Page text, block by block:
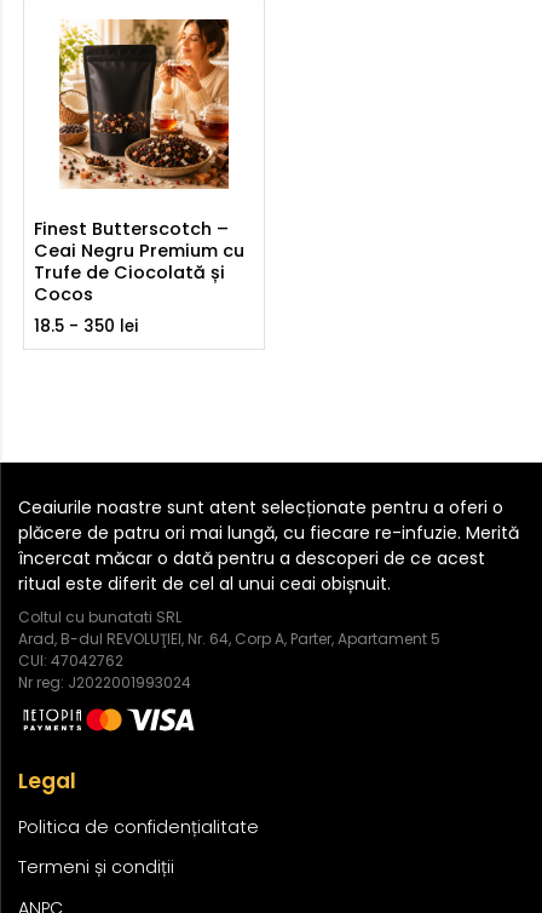
Finest Butterscotch –
Ceai Negru Premium cu
Trufe de Ciocolată și
Cocos
18.5 - 350 lei
Ceaiurile noastre sunt atent selecționate pentru a oferi o
plăcere de patru ori mai lungă, cu fiecare re-infuzie. Merită
încercat măcar o dată pentru a descoperi de ce acest
ritual este diferit de cel al unui ceai obișnuit.
Coltul cu bunatati SRL
Arad, B-dul REVOLUŢIEI, Nr. 64, Corp A, Parter, Apartament 5
CUI: 47042762
Nr reg: J2022001993024
Legal
Politica de confidențialitate
Termeni și condiții
ANPC